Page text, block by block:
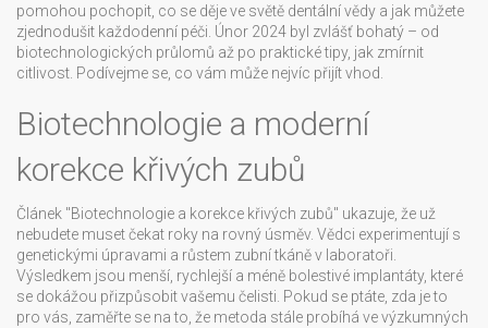
pomohou pochopit, co se děje ve světě dentální vědy a jak můžete
zjednodušit každodenní péči. Únor 2024 byl zvlášť bohatý – od
biotechnologických průlomů až po praktické tipy, jak zmírnit
citlivost. Podívejme se, co vám může nejvíc přijít vhod.
Biotechnologie a moderní
korekce křivých zubů
Článek "Biotechnologie a korekce křivých zubů" ukazuje, že už
nebudete muset čekat roky na rovný úsměv. Vědci experimentují s
genetickými úpravami a růstem zubní tkáně v laboratoři.
Výsledkem jsou menší, rychlejší a méně bolestivé implantáty, které
se dokážou přizpůsobit vašemu čelisti. Pokud se ptáte, zda je to
pro vás, zaměřte se na to, že metoda stále probíhá ve výzkumných